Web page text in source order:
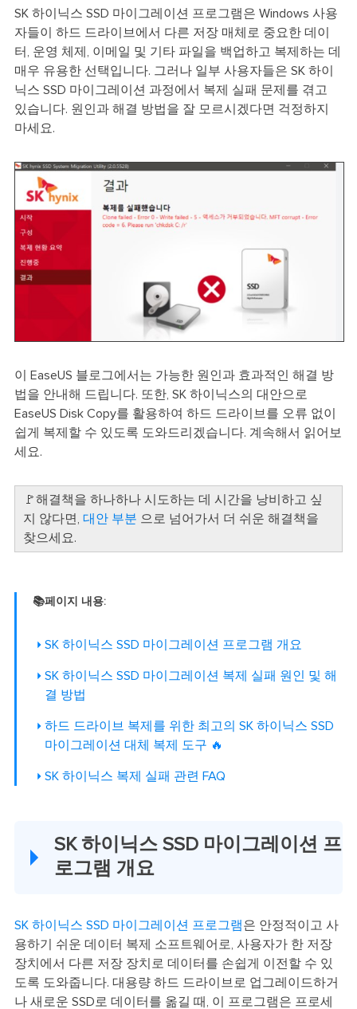
SK 하이닉스 SSD 마이그레이션 프로그램은 Windows 사용
자들이 하드 드라이브에서 다른 저장 매체로 중요한 데이
터, 운영 체제, 이메일 및 기타 파일을 백업하고 복제하는 데
매우 유용한 선택입니다. 그러나 일부 사용자들은 SK 하이
닉스 SSD 마이그레이션 과정에서 복제 실패 문제를 겪고
있습니다. 원인과 해결 방법을 잘 모르시겠다면 걱정하지
마세요.
이 EaseUS 블로그에서는 가능한 원인과 효과적인 해결 방
법을 안내해 드립니다. 또한, SK 하이닉스의 대안으로
EaseUS Disk Copy를 활용하여 하드 드라이브를 오류 없이
쉽게 복제할 수 있도록 도와드리겠습니다. 계속해서 읽어보
세요.
🚩해결책을 하나하나 시도하는 데 시간을 낭비하고 싶
지 않다면, 대안 부분 으로 넘어가서 더 쉬운 해결책을
찾으세요.
📚페이지 내용:
SK 하이닉스 SSD 마이그레이션 프로그램 개요
SK 하이닉스 SSD 마이그레이션 복제 실패 원인 및 해
결 방법
하드 드라이브 복제를 위한 최고의 SK 하이닉스 SSD
마이그레이션 대체 복제 도구 🔥
SK 하이닉스 복제 실패 관련 FAQ
SK 하이닉스 SSD 마이그레이션 프
로그램 개요
SK 하이닉스 SSD 마이그레이션 프로그램은 안정적이고 사
용하기 쉬운 데이터 복제 소프트웨어로, 사용자가 한 저장
장치에서 다른 저장 장치로 데이터를 손쉽게 이전할 수 있
도록 도와줍니다. 대용량 하드 드라이브로 업그레이드하거
나 새로운 SSD로 데이터를 옮길 때, 이 프로그램은 프로세